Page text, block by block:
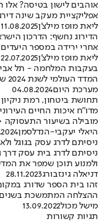
אוהבים לישון בטיסה?
אפליקציית מעקב שינה דירגה את 50 חברות התעופה המובילות בעולם, בארבע קטגוריות מרכזיות
ליאת מופז מילצ'ן11.08.2025
הדירוג נחשף: הדרכון
אחרי ירידה במספר
ליאת מופז מילצ'ן22.07.2025
בעקבות המלחמה - תל
המדד העולמי לשנת 2024 של חברת EIU מציג את הערים שהכי טוב לגור בהן • העיר העברית הראשונה צונחת ב-20 מקומות למקום 112 ברשימה • מדובר בתנועה החדה ביותר של עיר במדד
מערכת היום04.08.2024
תחושת ביטחון, רמת ניקיון
מדו"ח איכות החיים
מובילה בשיעור התעסוקה
היאלי יעקבי-הנדלסמן
ניסיתם לדרג עסק בגוגל
ניסיתם לדרג בית עסק
ולמנוע תוכן שמפר את
דניאלה גינזבורג28.11.2023
זהו בית הספר שדורג
ההצלחה המתמשכת בשנים
מישל מכול13.09.2022
תגיות קשורות